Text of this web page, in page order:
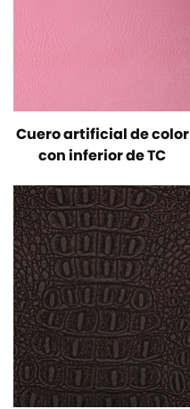
Cuero artificial de color
con inferior de TC